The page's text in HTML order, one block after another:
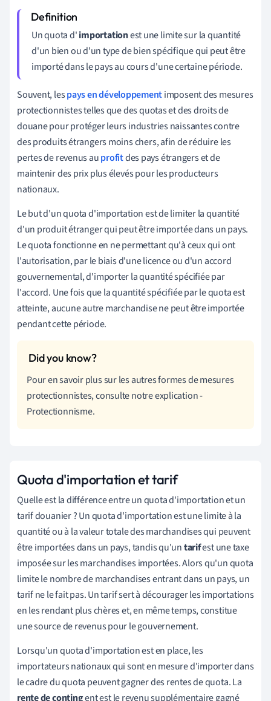
Un quota d'importationest une limite sur la quantité
d'un bien ou d'un type de bien spécifique qui peut être
importé dans le pays au cours d'une certaine période.
Souvent, lespays en développementimposent des mesures
protectionnistes telles que des quotas et des droits de
douane pour protéger leurs industries naissantes contre
des produits étrangers moins chers, afin de réduire les
pertes de revenus auprofitdes pays étrangers et de
maintenir des prix plus élevés pour les producteurs
nationaux.
Le but d'un quota d'importation est de limiter la quantité
d'un produit étranger qui peut être importée dans un pays.
Le quota fonctionne en ne permettant qu'à ceux qui ont
l'autorisation, par le biais d'une licence ou d'un accord
gouvernemental, d'importer la quantité spécifiée par
l'accord. Une fois que la quantité spécifiée par le quota est
atteinte, aucune autre marchandise ne peut être importée
pendant cette période.
Pour en savoir plus sur les autres formes de mesures
protectionnistes, consulte notre explication -
Protectionnisme.
Quota d'importation et tarif
Quelle est la différence entre un quota d'importation et un
tarif douanier ? Un quota d'importation est une limite à la
quantité ou à la valeur totale des marchandises qui peuvent
être importées dans un pays, tandis qu'untarifest une taxe
imposée sur les marchandises importées. Alors qu'un quota
limite le nombre de marchandises entrant dans un pays, un
tarif ne le fait pas. Un tarif sert à décourager les importations
en les rendant plus chères et, en même temps, constitue
une source de revenus pour le gouvernement.
Lorsqu'un quota d'importation est en place, les
importateurs nationaux qui sont en mesure d'importer dans
le cadre du quota peuvent gagner des rentes de quota. La
rente de contingent est le revenu supplémentaire gagné